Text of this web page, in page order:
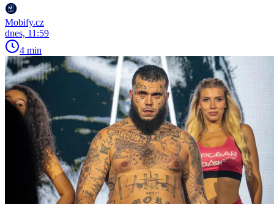
Mobify.cz
dnes, 11:59
4 min